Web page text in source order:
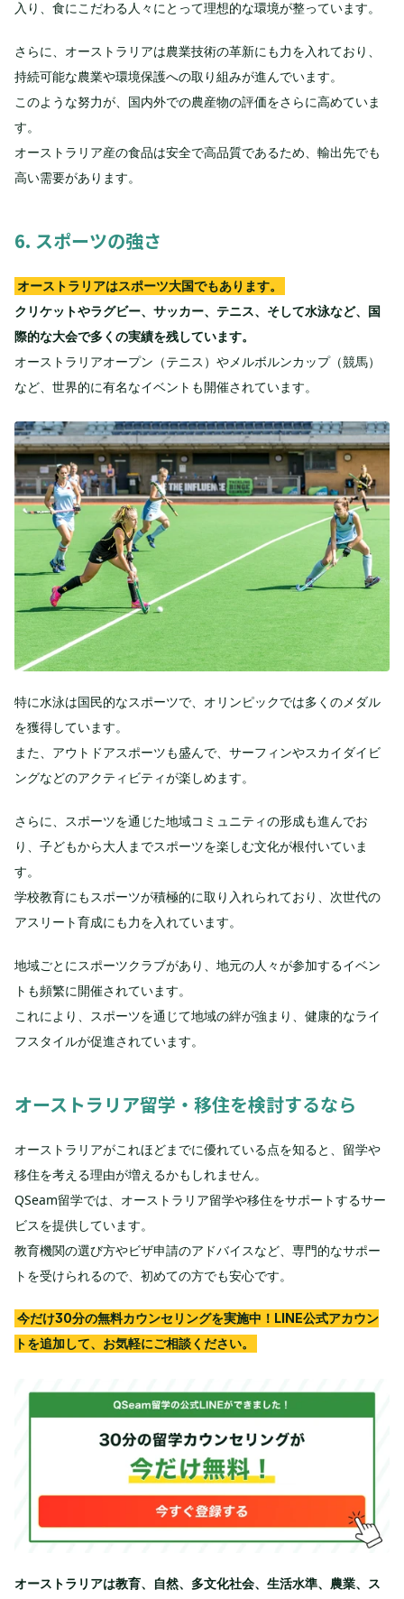
入り、食にこだわる人々にとって理想的な環境が整っています。
さらに、オーストラリアは農業技術の革新にも力を入れており、
持続可能な農業や環境保護への取り組みが進んでいます。
このような努力が、国内外での農産物の評価をさらに高めていま
す。
オーストラリア産の食品は安全で高品質であるため、輸出先でも
高い需要があります。
6. スポーツの強さ
オーストラリアはスポーツ大国でもあります。
クリケットやラグビー、サッカー、テニス、そして水泳など、国
際的な大会で多くの実績を残しています。
オーストラリアオープン（テニス）やメルボルンカップ（競馬）
など、世界的に有名なイベントも開催されています。
特に水泳は国民的なスポーツで、オリンピックでは多くのメダル
を獲得しています。
また、アウトドアスポーツも盛んで、サーフィンやスカイダイビ
ングなどのアクティビティが楽しめます。
さらに、スポーツを通じた地域コミュニティの形成も進んでお
り、子どもから大人までスポーツを楽しむ文化が根付いていま
す。
学校教育にもスポーツが積極的に取り入れられており、次世代の
アスリート育成にも力を入れています。
地域ごとにスポーツクラブがあり、地元の人々が参加するイベン
トも頻繁に開催されています。
これにより、スポーツを通じて地域の絆が強まり、健康的なライ
フスタイルが促進されています。
オーストラリア留学・移住を検討するなら
オーストラリアがこれほどまでに優れている点を知ると、留学や
移住を考える理由が増えるかもしれません。
QSeam留学では、オーストラリア留学や移住をサポートするサー
ビスを提供しています。
教育機関の選び方やビザ申請のアドバイスなど、専門的なサポー
トを受けられるので、初めての方でも安心です。
今だけ30分の無料カウンセリングを実施中！LINE公式アカウン
トを追加して、お気軽にご相談ください。
オーストラリアは教育、自然、多文化社会、生活水準、農業、ス